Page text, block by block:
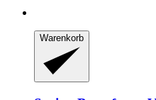
Warenkorb